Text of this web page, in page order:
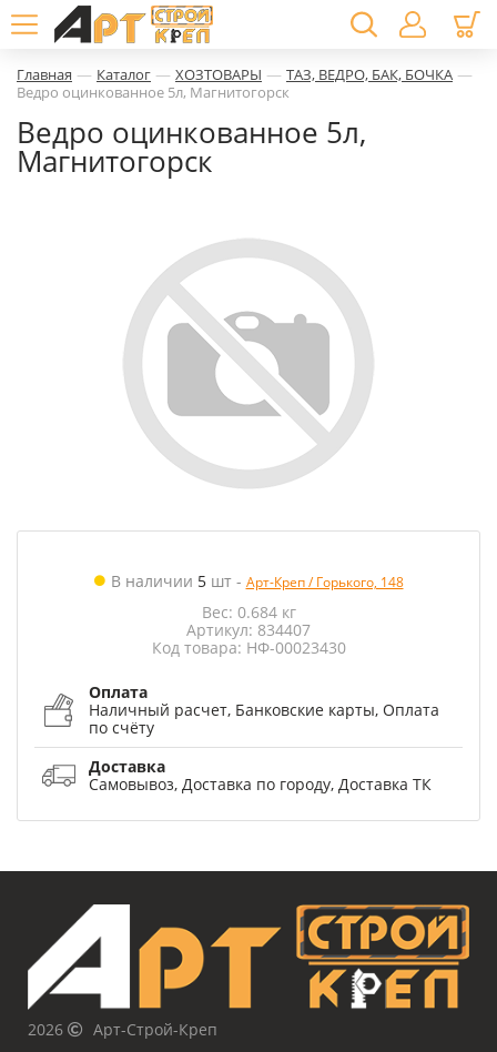
Главная — Каталог — ХОЗТОВАРЫ — ТАЗ, ВЕДРО, БАК, БОЧКА —
Ведро оцинкованное 5л, Магнитогорск
Ведро оцинкованное 5л,
Магнитогорск
В наличии 5шт- Арт-Креп / Горького, 148
Вес: 0.684 кг
Артикул: 834407
Код товара: НФ-00023430
Оплата
Наличный расчет, Банковские карты, Оплата
по счёту
Доставка
Самовывоз, Доставка по городу, Доставка ТК
2026
Арт-Строй-Креп